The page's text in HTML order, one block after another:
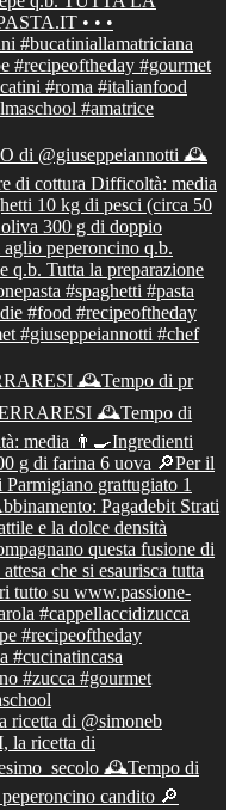
🕰Tempo di pr
di @simoneb